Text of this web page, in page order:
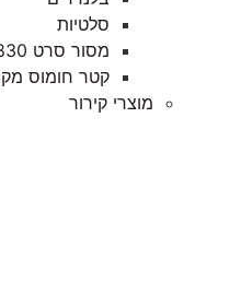
סלטיות
מסור סרט 1830 תלת פאזי
קטר חומוס
מוצרי קירור